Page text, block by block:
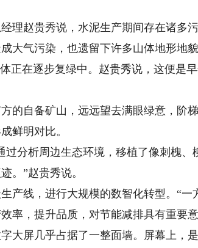
赵贵秀说，水泥生产期间存在诸多
大气污染，也遗留下许多山体地形地
正在逐步复绿中。赵贵秀说，这便是
自备矿山，远远望去满眼绿意，阶
鲜明对比。
分析周边生态环境，移植了像刺槐、
。”赵贵秀说。
线，进行大规模的数智化转型。“一
率，提升品质，对节能减排具有重要意
屏几乎占据了一整面墙。屏幕上，